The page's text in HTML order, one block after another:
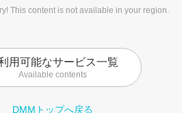
This content is not available in your region.
用可能なサービス一覧
Available contents
DMMトップへ戻る